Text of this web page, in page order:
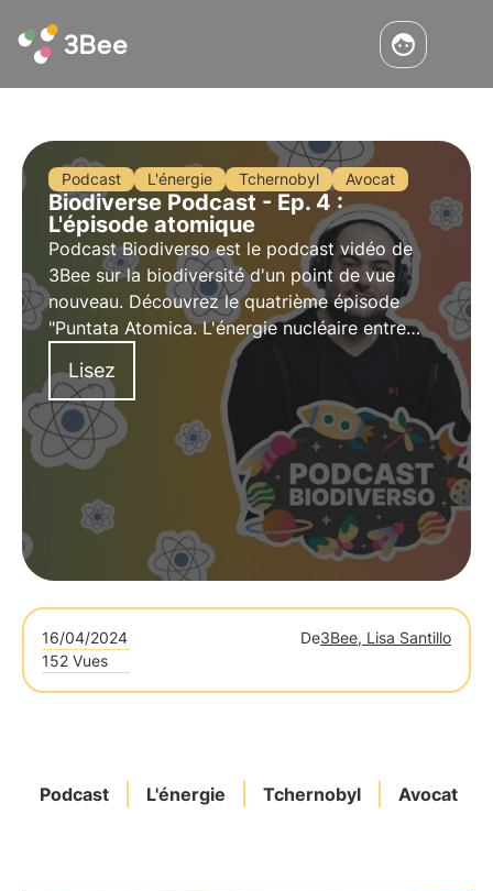
Podcast L'énergie Tchernobyl Avocat
Biodiverse Podcast - Ep. 4 :
L'épisode atomique
Podcast Biodiverso est le podcast vidéo de
3Bee sur la biodiversité d'un point de vue
nouveau. Découvrez le quatrième épisode
"Puntata Atomica. L'énergie nucléaire entre
catastrophes et solutions", qui explore le
thème de l'énergie nucléaire avec l'animateur
Luca Romano, connu sous le nom de "Atom
Advocate".
Lisez
16/04/2024 De3Bee, Lisa Santillo
152 Vues
Podcast L'énergie Tchernobyl Avocat